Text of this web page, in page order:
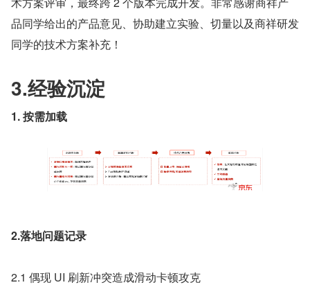
品同学给出的产品意见、协助建立实验、切量以及商祥研发
同学的技术方案补充！
3.经验沉淀
1. 按需加载
2.落地问题记录
2.1 偶现 UI 刷新冲突造成滑动卡顿攻克